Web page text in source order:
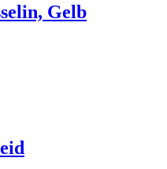
Gelb